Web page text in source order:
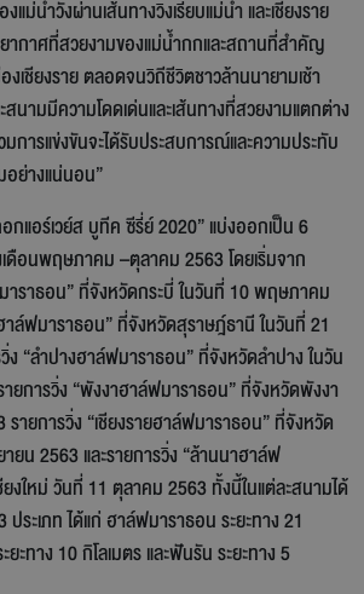
ม่น้ำวังผ่านเส้นทางวิ่งเรียบแม่น้ำ และเชียงราย
ากาศที่สวยงามของแม่น้ำกกและสถานที่สำคัญ
งเชียงราย ตลอดจนวิถีชีวิตชาวล้านนายามเช้า
นามมีความโดดเด่นและเส้นทางที่สวยงามแตกต่าง
มการแข่งขันจะได้รับประสบการณ์และความประทับ
อย่างแน่นอน”
กแอร์เวย์ส บูทีค ซีรี่ย์ 2020” แบ่งออกเป็น 6
ดือนพฤษภาคม –ตุลาคม 2563 โดยเริ่มจาก
าราธอน” ที่จังหวัดกระบี่ ในวันที่ 10 พฤษภาคม
ล์ฟมาราธอน” ที่จังหวัดสุราษฎ์ธานี ในวันที่ 21
“ลำปางฮาล์ฟมาราธอน” ที่จังหวัดลำปาง ในวัน
ยการวิ่ง “พังงาฮาล์ฟมาราธอน” ที่จังหวัดพังงา
ายการวิ่ง “เชียงรายฮาล์ฟมาราธอน” ที่จังหวัด
ยน 2563 และรายการวิ่ง “ล้านนาฮาล์ฟ
ใหม่ วันที่ 11 ตุลาคม 2563 ทั้งนี้ในแต่ละสนามได้
ระเภท ได้แก่ ฮาล์ฟมาราธอน ระยะทาง 21
ะทาง 10 กิโลเมตร และฟันรัน ระยะทาง 5